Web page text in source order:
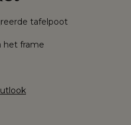
tafelpoot
het frame